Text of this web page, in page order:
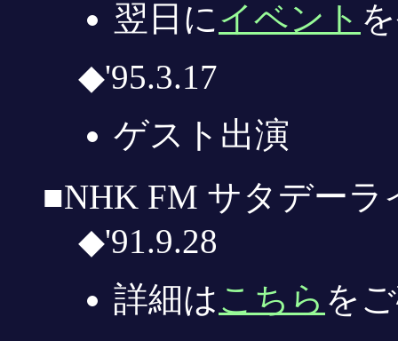
翌日にイベント
◆'95.3.17
ゲスト出演
■NHK FM サタデー
◆'91.9.28
詳細はこちら を